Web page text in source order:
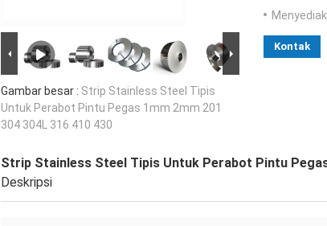
Gambar besar : Strip Stainless Steel Tipis
Untuk Perabot Pintu Pegas 1mm 2mm 201
304 304L 316 410 430
Kontak
Strip Stainless Steel Tipis Untuk Perabot Pintu
Deskripsi